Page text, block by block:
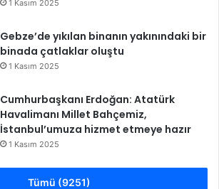
1 Kasım 2025
Gebze’de yıkılan binanın yakınındaki bir
binada çatlaklar oluştu
1 Kasım 2025
Cumhurbaşkanı Erdoğan: Atatürk
Havalimanı Millet Bahçemiz,
İstanbul’umuza hizmet etmeye hazır
1 Kasım 2025
Tümü (9251)